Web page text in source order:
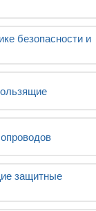
безопасности и
защитные